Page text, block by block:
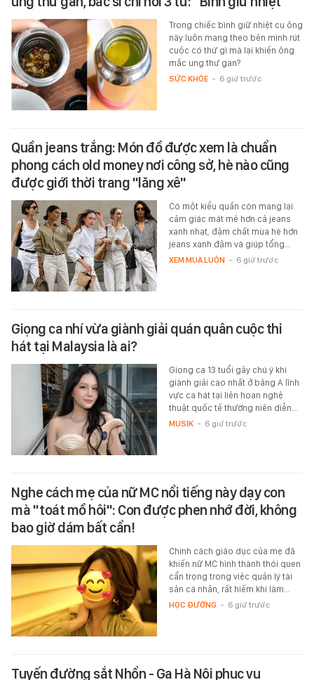
Trong chiếc bình giữ nhiệt cụ ông
này luôn mang theo bên mình rút
cuộc có thứ gì mà lại khiến ông
mắc ung thư gan?
SỨC KHỎE - 6 giờ trước
Quần jeans trắng: Món đồ được xem là chuẩn
phong cách old money nơi công sở, hè nào cũng
được giới thời trang "lăng xê"
Có một kiểu quần còn mang lại
cảm giác mát mẻ hơn cả jeans
xanh nhạt, đậm chất mùa hè hơn
jeans xanh đậm và giúp tổng…
XEM MUA LUÔN - 6 giờ trước
Giọng ca nhí vừa giành giải quán quân cuộc thi
hát tại Malaysia là ai?
Giọng ca 13 tuổi gây chú ý khi
giành giải cao nhất ở bảng A lĩnh
vực ca hát tại liên hoan nghệ
thuật quốc tế thường niên diễn…
MUSIK - 6 giờ trước
Nghe cách mẹ của nữ MC nổi tiếng này dạy con
mà "toát mồ hôi": Con được phen nhớ đời, không
bao giờ dám bất cẩn!
Chính cách giáo dục của mẹ đã
khiến nữ MC hình thành thói quen
cẩn trọng trong việc quản lý tài
sản cá nhân, rất hiếm khi làm…
HỌC ĐƯỜNG - 6 giờ trước
Tuyến đường sắt Nhổn - Ga Hà Nội phục vụ